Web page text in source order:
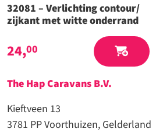
32081 – Verlichting contour/
zijkant met witte onderrand
24,00
The Hap Caravans B.V.
Kieftveen 13
3781 PP Voorthuizen, Gelderland